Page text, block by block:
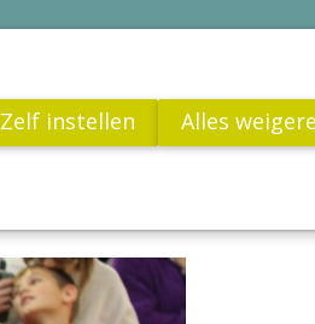
Zelf instellen Alles
VCV
Jong!
Bijeenkomsten
Voorbije activiteiten